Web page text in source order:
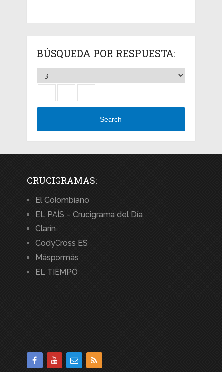
BÚSQUEDA POR RESPUESTA:
Search
CRUCIGRAMAS:
El Colombiano
EL PAÍS – Crucigrama del Día
Clarín
CodyCross ES
Máspormás
EL TIEMPO